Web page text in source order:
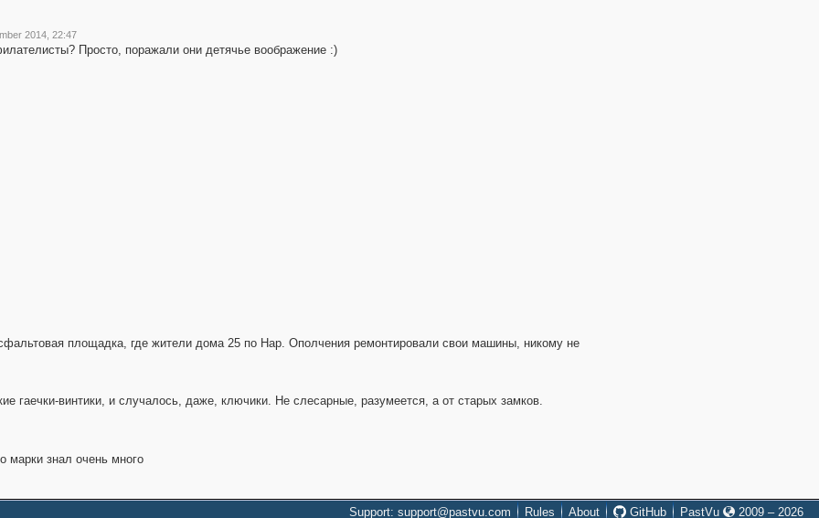
2014, 22:47
Просто, поражали они детячье воображение :)
площадка, где жители дома 25 по Нар. Ополчения ремонтировали свои машины, никому не
гаечки-винтики, и случалось, даже, ключики. Не слесарные, разумеется, а от старых замков.
марки знал очень много
Support: support@pastvu.com Rules About GitHub PastVu 2009 – 2026